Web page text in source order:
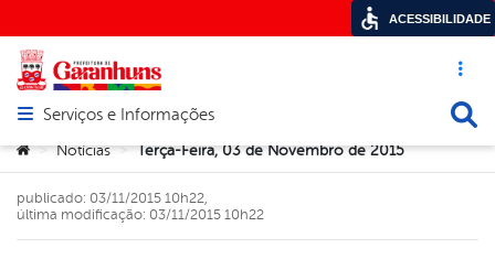
Acesso
Abrir menu principal de navegação
Serviços e Informações
Você está aqui:
> Notícias > Terça-Feira, 03 de Novembro de 2015
publicado: 03/11/2015 10h22,
última modificação: 03/11/2015 10h22
ACESSIBILIDADE